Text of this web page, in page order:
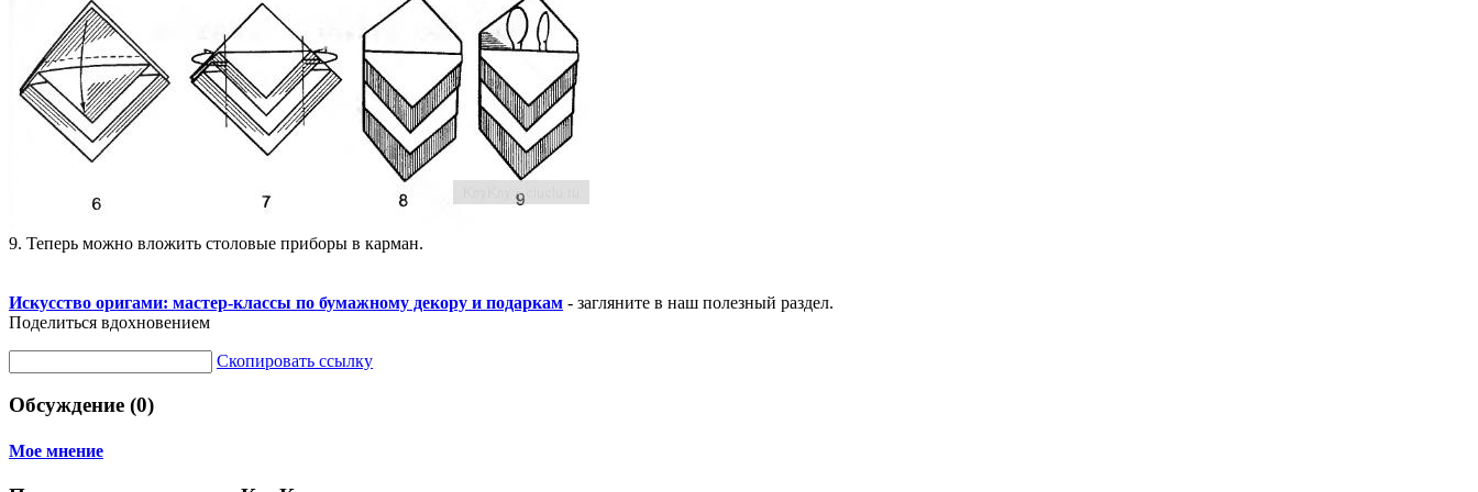
9. Теперь можно вложить столовые приборы в карман.
Искусство оригами: мастер-классы по бумажному декору и подаркам - загляните в наш полезный раздел.
Поделиться вдохновением
Скопировать ссылку
Обсуждение (0)
Мое мнение